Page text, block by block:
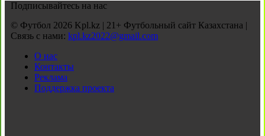
Подписывайтесь на нас
© Футбол 2026 Kpl.kz | 21+ Футбольный сайт Казахстана |
Связь с нами: kpl.kz2022@gmail.com
О нас
Контакты
Реклама
Поддержка проекта